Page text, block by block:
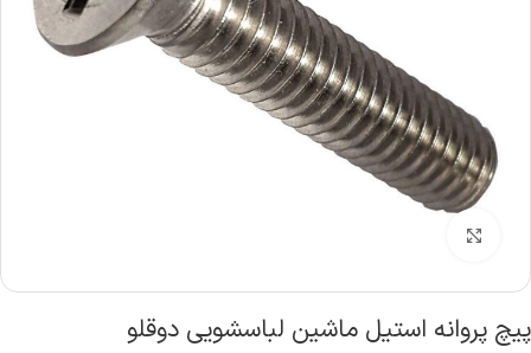
پیچ پروانه استیل ماشین لباسشویی دوقلو